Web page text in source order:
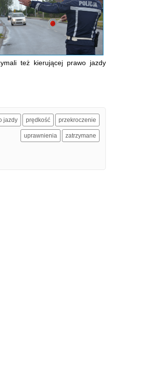
też kierującej prawo jazdy
jazdy prędkość przekroczenie
uprawnienia zatrzymane